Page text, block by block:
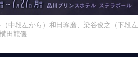
中段左から）和田琢磨、染谷俊之（下段左
田龍儀